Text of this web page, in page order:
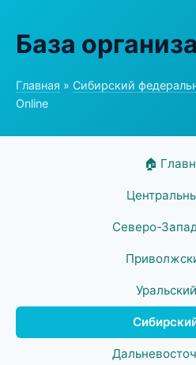
База
Главная » Сибирский
Online
🏠
Северо-